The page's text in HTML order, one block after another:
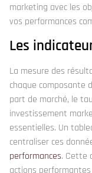
marketing avec les
vos performances
Les
La mesure des
chaque composante
part de marché, le
investissement
essentielles. Un
centraliser ces
performances. Cette